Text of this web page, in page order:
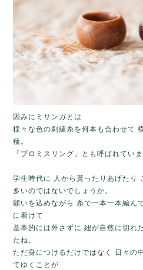
因みにミサンガとは
様々な色の刺繍糸を何本も合わせて
種。
「プロミスリング」とも呼ばれていま
学生時代に 人から貰ったりあげたり
多いのではないでしょうか。
願いを込めながら 糸で一本一本編ん
に着けて
基本的には外さずに 紐が自然に切れ
たね。
ただ身につけるだけではなく 日々の
てゆくことが